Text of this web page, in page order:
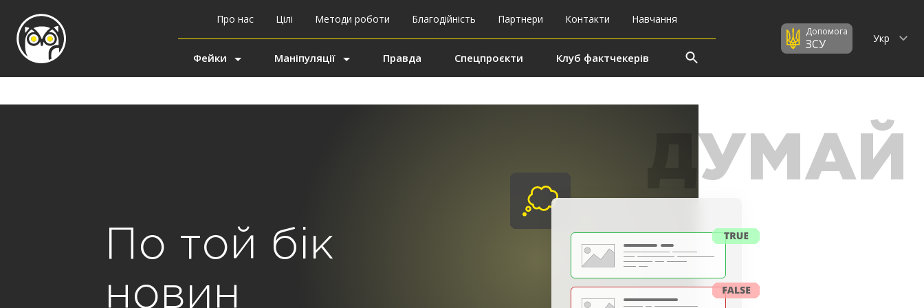
Про нас Цілі Методи роботи Благодійність Партнери Контакти Навчання
Фейки Маніпуляції Правда Спецпроєкти Клуб фактчекерів
Допомога
ЗСУ Укр
По той бік
новин
ДУМАЙ